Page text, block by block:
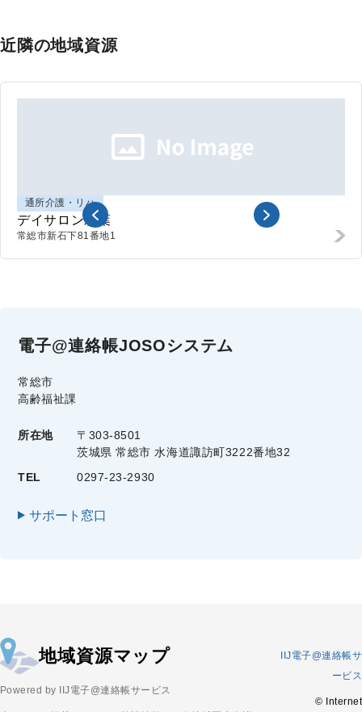
近隣の地域資源
通所介護・リハ
デイサロン彩葉
常総市新石下81番地1
電子@連絡帳JOSOシステム
常総市
高齢福祉課
所在地
〒303-8501
茨城県 常総市 水海道諏訪町3222番地32
TEL
0297-23-2930
サポート窓口
地域資源マップ
Powered by IIJ電子@連絡帳サービス
IIJ電子@連絡帳サ
ービス
© Internet